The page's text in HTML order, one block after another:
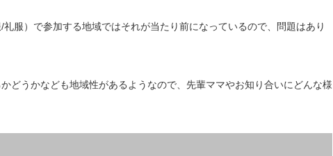
服）で参加する地域ではそれが当たり前になっているので、問題はあり
どうかなども地域性があるようなので、先輩ママやお知り合いにどんな様